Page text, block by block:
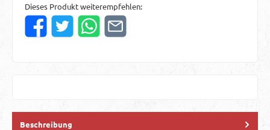
Dieses Produkt weiterempfehlen:
Beschreibung